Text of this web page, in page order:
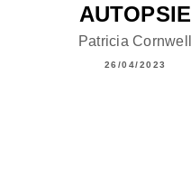
AUTOPSIE
Patricia Cornwell
26/04/2023